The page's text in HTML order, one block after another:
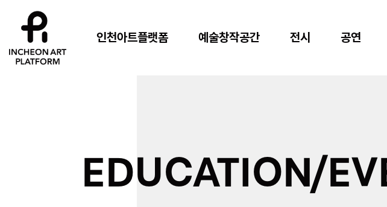
인천아트플랫폼 예술창작공간 전시 공연
EDUCATION/